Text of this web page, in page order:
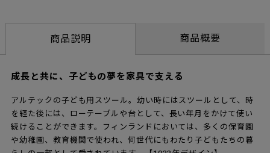
商品説明 商品概要
成長と共に、子どもの夢を家具で支える
アルテックの子ども用スツール。幼い時にはスツールとして、時
を経た後には、ローテーブルや台として、長い年月をかけて使い
続けることができます。フィンランドにおいては、多くの保育園
や幼稚園、教育機関で使われ、何世代にもわたり子どもたちの暮